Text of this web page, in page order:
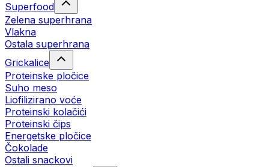
Superfood
Zelena superhrana
Vlakna
Ostala superhrana
Grickalice
Proteinske pločice
Suho meso
Liofilizirano voće
Proteinski kolačići
Proteinski čips
Energetske pločice
Čokolade
Ostali snackovi